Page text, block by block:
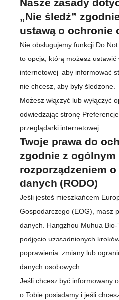
Nasze zasady
„Nie śledź”
ustawą o ochronie
Nie obsługujemy funkcji Do
to opcja, którą możesz ustawić
internetowej, aby informować
nie chcesz, aby były śledzone.
Możesz włączyć lub wyłączyć
odwiedzając stronę
przeglądarki internetowej.
Twoje prawa do
zgodnie z ogólnym
rozporządzeniem
danych (RODO)
Jeśli jesteś mieszkańcem
Gospodarczego (EOG), masz
danych. Hangzhou Muhua
podjęcie uzasadnionych
poprawienia, zmiany lub
danych osobowych.
Jeśli chcesz być informowany
o Tobie posiadamy i jeśli